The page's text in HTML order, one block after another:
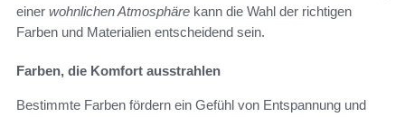
einer wohnlichen Atmosphäre kann die Wahl der richtigen
Farben und Materialien entscheidend sein.
Farben, die Komfort ausstrahlen
Bestimmte Farben fördern ein Gefühl von Entspannung und